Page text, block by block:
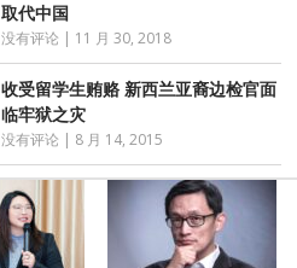
取代中国
没有评论 | 11 月 30, 2018
收受留学生贿赂 新西兰亚裔边检官面
临牢狱之灾
没有评论 | 8 月 14, 2015